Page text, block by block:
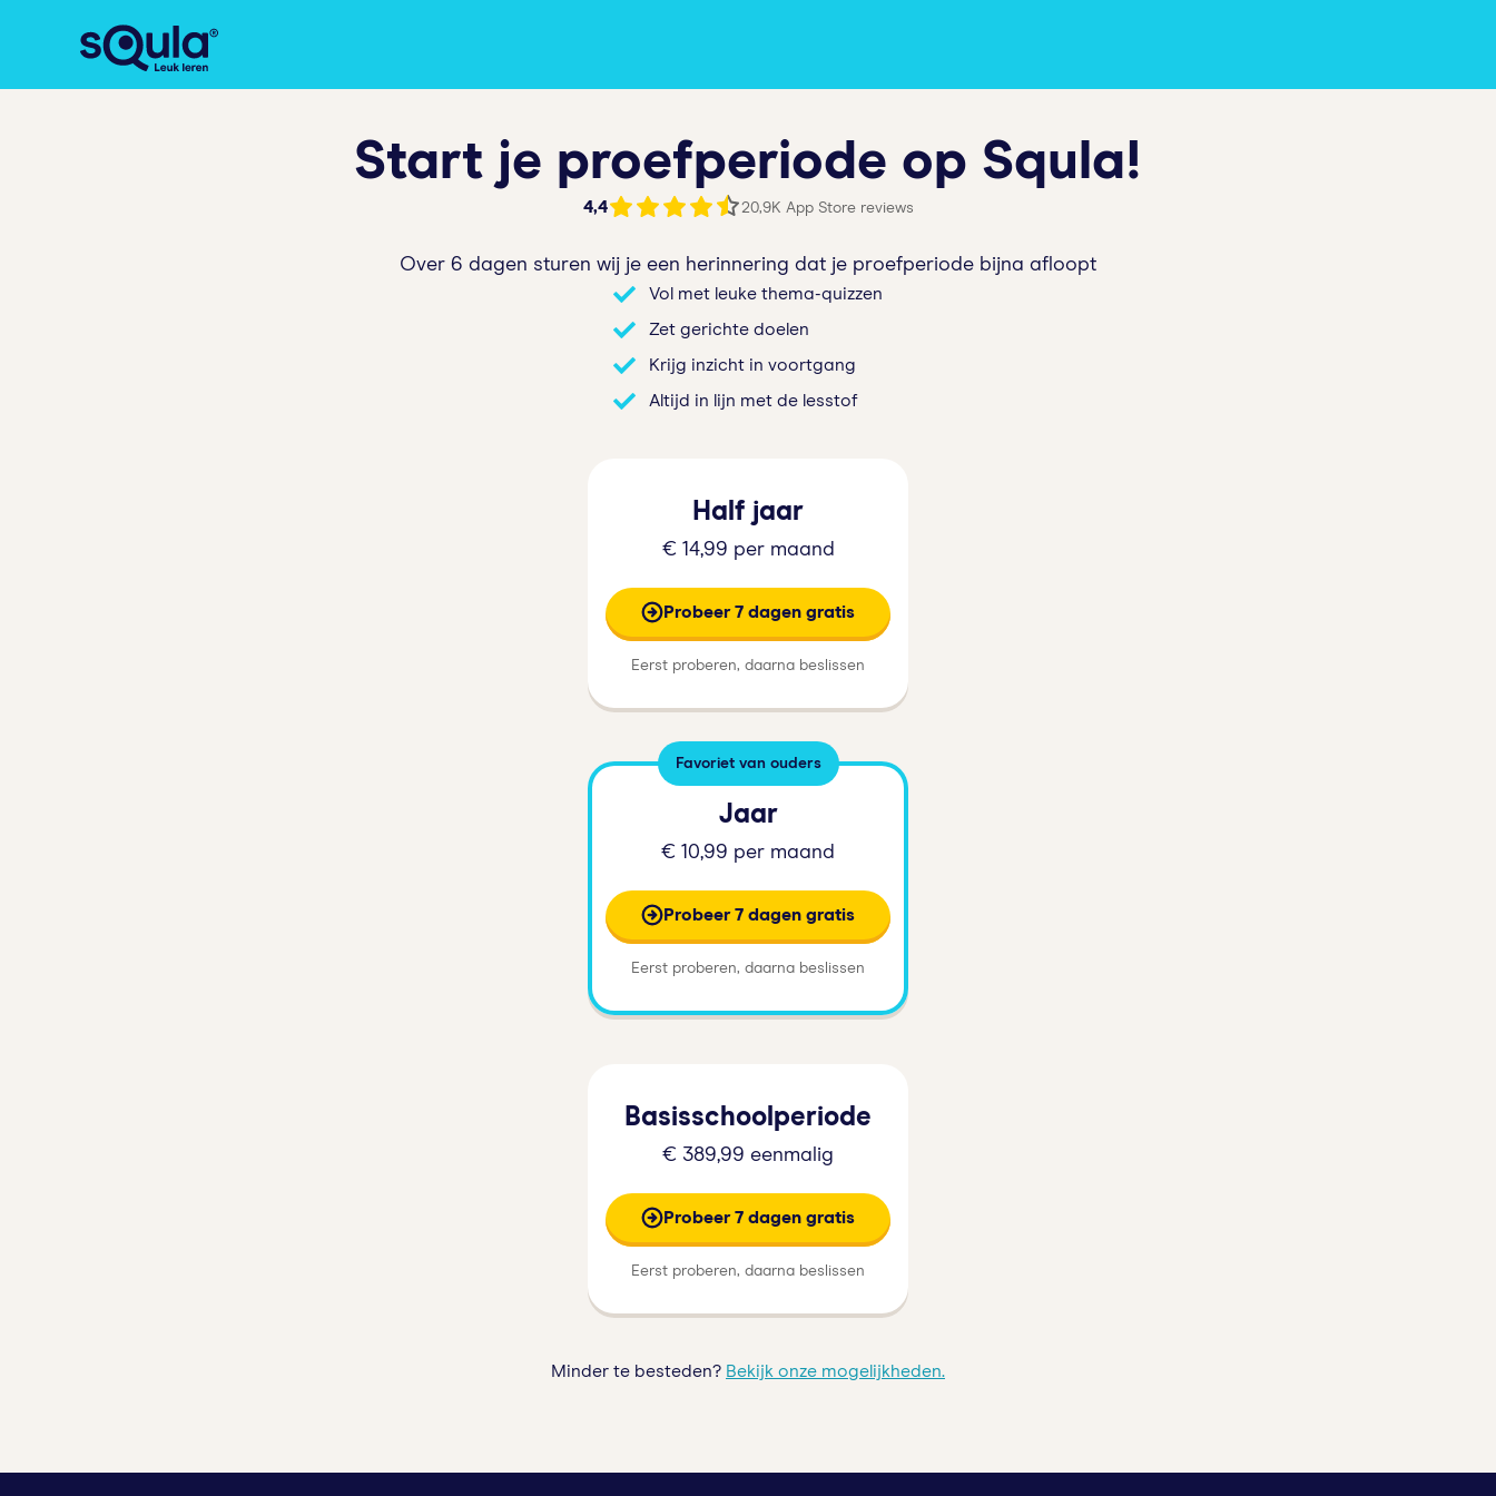
Start je proefperiode op Squla!
4,4 20,9K App Store reviews
Over 6 dagen sturen wij je een herinnering dat je proefperiode bijna afloopt
Vol met leuke thema-quizzen
Zet gerichte doelen
Krijg inzicht in voortgang
Altijd in lijn met de lesstof
Half jaar
€ 14,99 per maand
Probeer 7 dagen gratis
Eerst proberen, daarna beslissen
Favoriet van ouders
Jaar
€ 10,99 per maand
Probeer 7 dagen gratis
Eerst proberen, daarna beslissen
Basisschoolperiode
€ 389,99 eenmalig
Probeer 7 dagen gratis
Eerst proberen, daarna beslissen
Minder te besteden? Bekijk onze mogelijkheden.